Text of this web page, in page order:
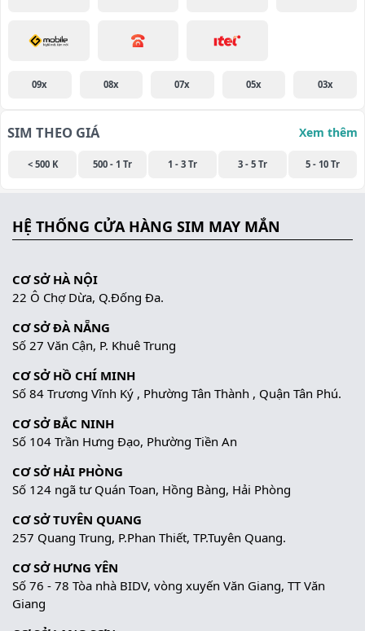
09x 08x 07x 05x 03x
SIM THEO GIÁ Xem thêm
< 500 K 500 - 1 Tr 1 - 3 Tr 3 - 5 Tr 5 - 10 Tr
HỆ THỐNG CỬA HÀNG SIM MAY MẮN
CƠ SỞ HÀ NỘI
22 Ô Chợ Dừa, Q.Đống Đa.
CƠ SỞ ĐÀ NẴNG
Số 27 Văn Cận, P. Khuê Trung
CƠ SỞ HỒ CHÍ MINH
Số 84 Trương Vĩnh Ký , Phường Tân Thành , Quận Tân Phú.
CƠ SỞ BẮC NINH
Số 104 Trần Hưng Đạo, Phường Tiền An
CƠ SỞ HẢI PHÒNG
Số 124 ngã tư Quán Toan, Hồng Bàng, Hải Phòng
CƠ SỞ TUYÊN QUANG
257 Quang Trung, P.Phan Thiết, TP.Tuyên Quang.
CƠ SỞ HƯNG YÊN
Số 76 - 78 Tòa nhà BIDV, vòng xuyến Văn Giang, TT Văn
Giang